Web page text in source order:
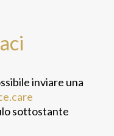
inviare una
sottostante